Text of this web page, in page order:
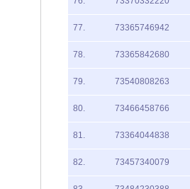
77. 73365746942
78. 73365842680
79. 73540808263
80. 73466458766
81. 73364044838
82. 73457340079